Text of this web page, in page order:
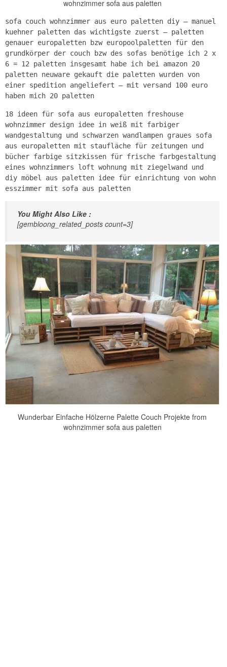
wohnzimmer sofa aus paletten
sofa couch wohnzimmer aus euro paletten diy – manuel
kuehner paletten das wichtigste zuerst — paletten
genauer europaletten bzw europoolpaletten für den
grundkörper der couch bzw des sofas benötige ich 2 x
6 = 12 paletten insgesamt habe ich bei amazon 20
paletten neuware gekauft die paletten wurden von
einer spedition angeliefert — mit versand 100 euro
haben mich 20 paletten
18 ideen für sofa aus europaletten freshouse
wohnzimmer design idee in weiß mit farbiger
wandgestaltung und schwarzen wandlampen graues sofa
aus europaletten mit staufläche für zeitungen und
bücher farbige sitzkissen für frische farbgestaltung
eines wohnzimmers loft wohnung mit ziegelwand und
diy möbel aus paletten idee für einrichtung von wohn
esszimmer mit sofa aus paletten
You Might Also Like :
[gembloong_related_posts count=3]
Wunderbar Einfache Hölzerne Palette Couch Projekte from
wohnzimmer sofa aus paletten